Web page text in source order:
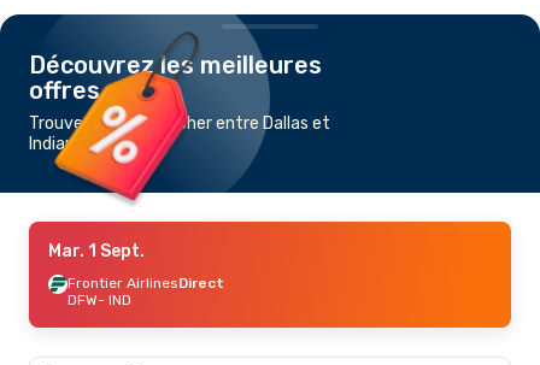
Découvrez les meilleures
offres
Trouvez un vol pas cher entre Dallas et
Indianapolis
Mar. 1 Sept.
Frontier AirlinesDirect
DFW- IND